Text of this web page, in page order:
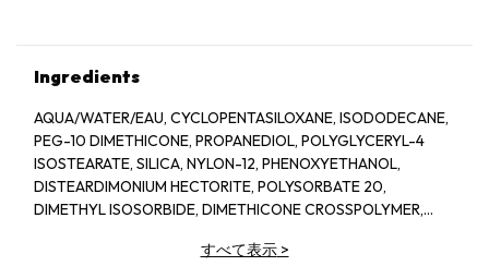
Ingredients
AQUA/WATER/EAU, CYCLOPENTASILOXANE, ISODODECANE,
PEG-10 DIMETHICONE, PROPANEDIOL, POLYGLYCERYL-4
ISOSTEARATE, SILICA, NYLON-12, PHENOXYETHANOL,
DISTEARDIMONIUM HECTORITE, POLYSORBATE 20,
DIMETHYL ISOSORBIDE, DIMETHICONE CROSSPOLYMER,
DEHYDROACETATE, ARGININE PCA, ALUMINUM HYDROXIDE,
すべて表示>